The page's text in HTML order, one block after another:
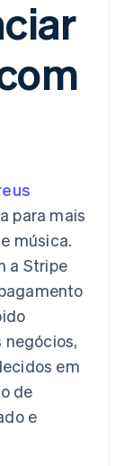
para mais
música.
a Stripe
negócios,
em
de
e